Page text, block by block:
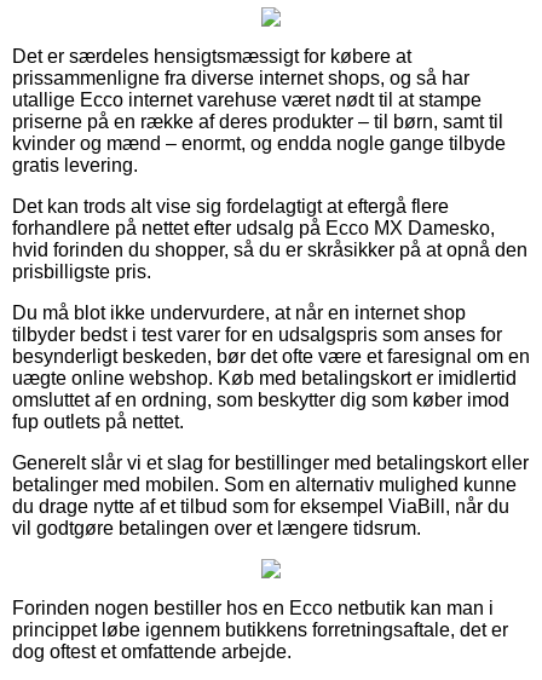
Det er særdeles hensigtsmæssigt for købere at
prissammenligne fra diverse internet shops, og så har
utallige Ecco internet varehuse været nødt til at stampe
priserne på en række af deres produkter – til børn, samt til
kvinder og mænd – enormt, og endda nogle gange tilbyde
gratis levering.
Det kan trods alt vise sig fordelagtigt at eftergå flere
forhandlere på nettet efter udsalg på Ecco MX Damesko,
hvid forinden du shopper, så du er skråsikker på at opnå den
prisbilligste pris.
Du må blot ikke undervurdere, at når en internet shop
tilbyder bedst i test varer for en udsalgspris som anses for
besynderligt beskeden, bør det ofte være et faresignal om en
uægte online webshop. Køb med betalingskort er imidlertid
omsluttet af en ordning, som beskytter dig som køber imod
fup outlets på nettet.
Generelt slår vi et slag for bestillinger med betalingskort eller
betalinger med mobilen. Som en alternativ mulighed kunne
du drage nytte af et tilbud som for eksempel ViaBill, når du
vil godtgøre betalingen over et længere tidsrum.
Forinden nogen bestiller hos en Ecco netbutik kan man i
princippet løbe igennem butikkens forretningsaftale, det er
dog oftest et omfattende arbejde.